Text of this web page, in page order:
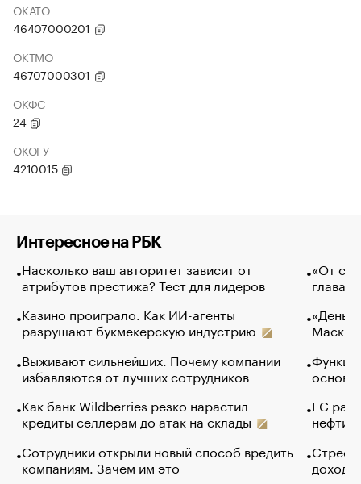
ОКАТО
46407000201
ОКТМО
46707000301
ОКФС
24
ОКОГУ
4210015
Интересное на РБК
Насколько ваш авторитет зависит от
атрибутов престижа? Тест для лидеров
Казино проиграло. Как ИИ-агенты
разрушают букмекерскую индустрию
Выживают сильнейших. Почему компании
избавляются от лучших сотрудников
Как банк Wildberries резко нарастил
кредиты селлерам до атак на склады
Сотрудники открыли новый способ вредить
компаниям. Зачем им это
«От
глава
Маск в
основ
ЕС
нефти